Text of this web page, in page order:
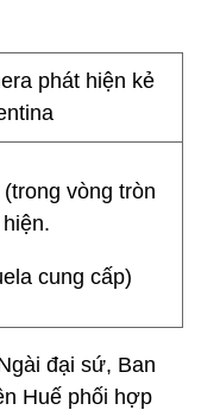
vòng tròn
cung cấp)
đại sứ, Ban
Huế phối hợp